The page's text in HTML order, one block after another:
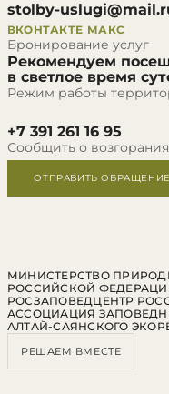
stolby-
ВКОНТАКТЕ МАКС
Бронирование услуг
Рекомендуем
в светлое время
Режим работы
+7 391 261 16 95
Сообщить о
ОТПРАВИТЬ ОБРАЩЕНИЕ
МИНИСТЕРСТВО
РОССИЙСКОЙ
РОСЗАПОВЕДЦЕНТР
АССОЦИАЦИЯ
АЛТАЙ-САЯНСКОГО
РЕШАЕМ ВМЕСТЕ